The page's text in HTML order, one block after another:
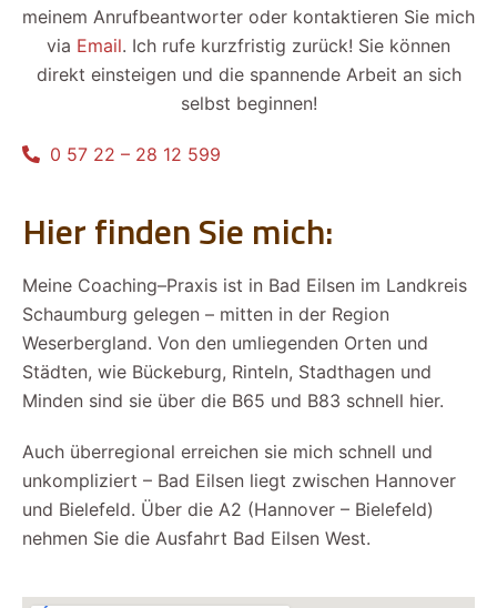
meinem Anrufbeantworter oder kontaktieren Sie mich
via Email. Ich rufe kurzfristig zurück! Sie können
direkt einsteigen und die spannende Arbeit an sich
selbst beginnen!
0 57 22 – 28 12 599
Hier finden Sie mich:
Meine Coaching–Praxis ist in Bad Eilsen im Landkreis
Schaumburg gelegen – mitten in der Region
Weserbergland. Von den umliegenden Orten und
Städten, wie Bückeburg, Rinteln, Stadthagen und
Minden sind sie über die B65 und B83 schnell hier.
Auch überregional erreichen sie mich schnell und
unkompliziert – Bad Eilsen liegt zwischen Hannover
und Bielefeld. Über die A2 (Hannover – Bielefeld)
nehmen Sie die Ausfahrt Bad Eilsen West.